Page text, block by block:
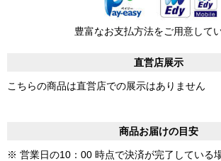
豊富なお支払方法をご用意して
直営店展示
こちらの商品は直営店での展示はありません
商品お届けの目安
※ 営業日の10：00 時点で決済が完了している